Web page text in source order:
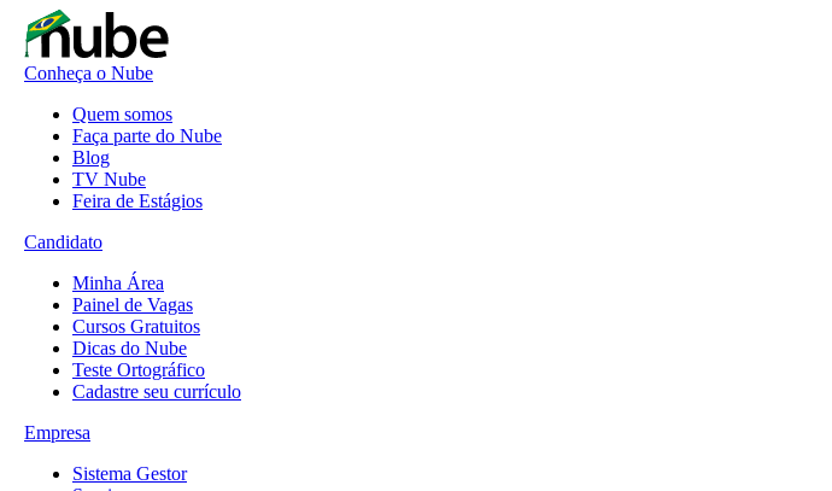
Conheça o Nube
Quem somos
Faça parte do Nube
Blog
TV Nube
Feira de Estágios
Candidato
Minha Área
Painel de Vagas
Cursos Gratuitos
Dicas do Nube
Teste Ortográfico
Cadastre seu currículo
Empresa
Sistema Gestor